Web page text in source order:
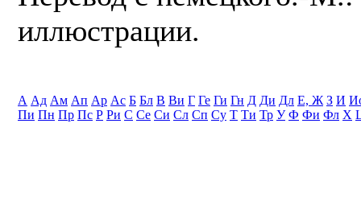
иллюстрации.
А Ад Ам Ап Ар Ас Б Бл В Ви Г Ге Ги Гн Д Ди Дл Е, Ж З И
Пи Пн Пр Пс Р Ри С Се Си Сл Сп Су Т Ти Тр У Ф Фи Фл Х